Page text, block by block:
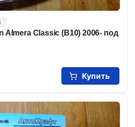
Almera Classic (B10) 2006- под
Купить